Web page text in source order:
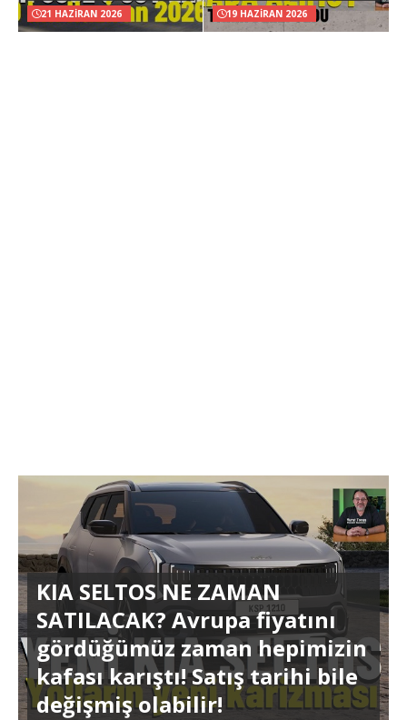
21 HAZIRAN 2026 19 HAZIRAN 2026
KIA SELTOS NE ZAMAN
SATILACAK? Avrupa fiyatını
gördüğümüz zaman hepimizin
kafası karıştı! Satış tarihi bile
değişmiş olabilir!